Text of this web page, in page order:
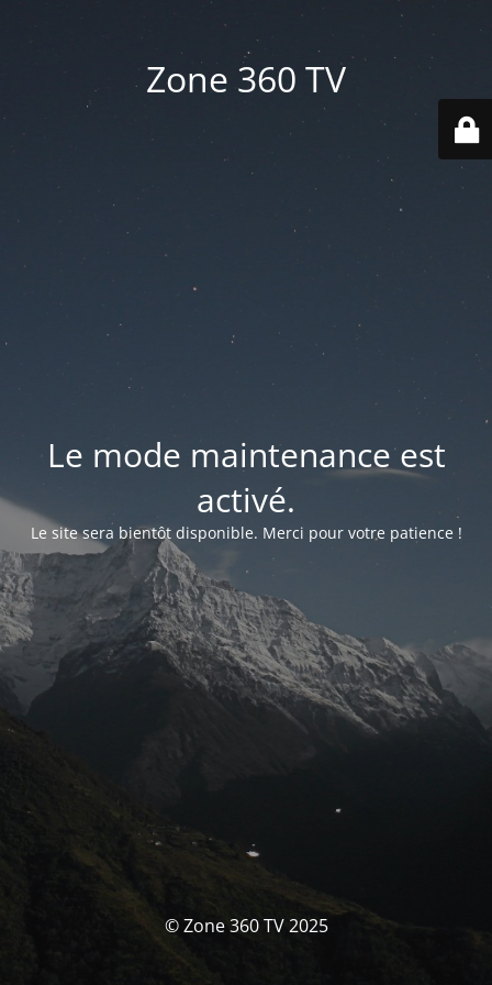
Zone 360 TV
Le mode maintenance est
activé.
Le site sera bientôt disponible. Merci pour votre patience !
© Zone 360 TV 2025